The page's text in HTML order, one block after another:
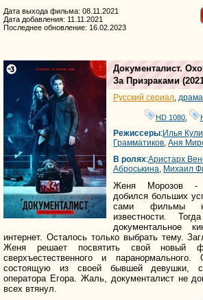
Дата выхода фильма: 08.11.2021
Дата добавления: 11.11.2021
Последнее обновление: 16.02.2023
Документалист.
За Призраками
Русский сериал драма
HD 1080
Режиссеры:Илья
Грамматиков Аня
В ролях:Аристарх
Аброськина Михаил
Женя Морозов -
добился больших
сами фильмы
известности.
документальное
интернет. Осталось только выбрать тему.
Женя решает посвятить свой новый
сверхъестественного и паранормального.
состоящую из своей бывшей девушки,
оператора Егора. Жаль, документалист не
всех втянул.